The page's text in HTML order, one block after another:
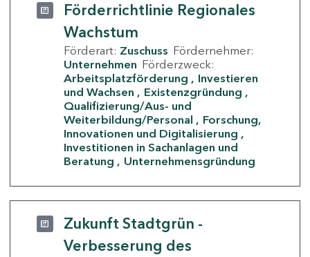
Förderrichtlinie Regionales
Wachstum
Förderart: Zuschuss Fördernehmer:
Unternehmen Förderzweck:
Arbeitsplatzförderung
Investieren
und Wachsen
Existenzgründung
Qualifizierung/Aus- und
Weiterbildung/Personal
Forschung,
Innovationen und Digitalisierung
Investitionen in Sachanlagen und
Beratung
Unternehmensgründung
Zukunft Stadtgrün -
Verbesserung des